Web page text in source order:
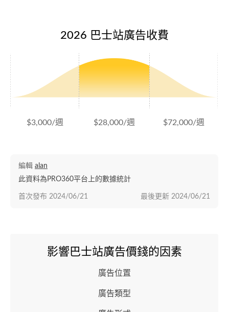
2026 巴士站廣告收費
$3,000/週 $28,000/週 $72,000/週
編輯 alan
此資料為PRO360平台上的數據統計
最後更新 2024/06/21
首次發布 2024/06/21
影響巴士站廣告價錢的因素
廣告位置
廣告類型